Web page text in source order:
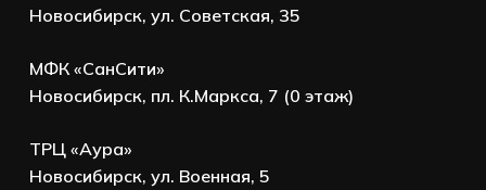
Новосибирск, ул. Советская, 35
МФК «СанСити»
Новосибирск, пл. К.Маркса, 7 (0 этаж)
ТРЦ «Аура»
Новосибирск, ул. Военная, 5